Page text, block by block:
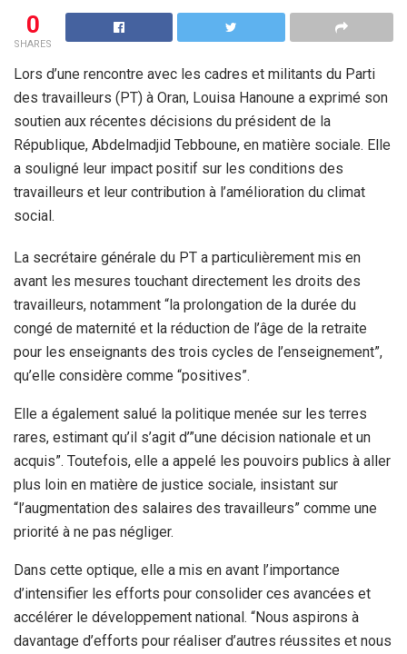
0
SHARES
Lors d’une rencontre avec les cadres et militants du Parti
des travailleurs (PT) à Oran, Louisa Hanoune a exprimé son
soutien aux récentes décisions du président de la
République, Abdelmadjid Tebboune, en matière sociale. Elle
a souligné leur impact positif sur les conditions des
travailleurs et leur contribution à l’amélioration du climat
social.
La secrétaire générale du PT a particulièrement mis en
avant les mesures touchant directement les droits des
travailleurs, notamment “la prolongation de la durée du
congé de maternité et la réduction de l’âge de la retraite
pour les enseignants des trois cycles de l’enseignement”,
qu’elle considère comme “positives”.
Elle a également salué la politique menée sur les terres
rares, estimant qu’il s’agit d’”une décision nationale et un
acquis”. Toutefois, elle a appelé les pouvoirs publics à aller
plus loin en matière de justice sociale, insistant sur
“l’augmentation des salaires des travailleurs” comme une
priorité à ne pas négliger.
Dans cette optique, elle a mis en avant l’importance
d’intensifier les efforts pour consolider ces avancées et
accélérer le développement national. “Nous aspirons à
davantage d’efforts pour réaliser d’autres réussites et nous